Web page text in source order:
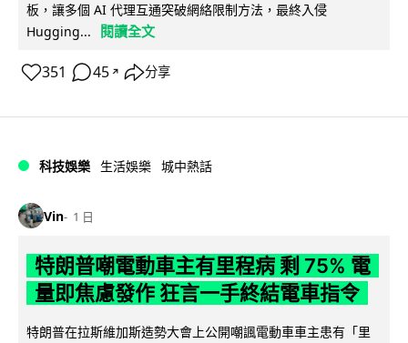
板，讓多個 AI 代理互通突破網絡限制方法，最終入侵
Hugging...
閱讀全文
351 45 ↗ 分享
科技娛樂 生活娛樂 城中熱話
Vin 1 日
特朗普嘲電動車主有里程病 剩 75% 電
量即焦慮發作 狂言一手終結電車指令
特朗普在拉斯維加斯造勢大會上公開嘲諷電動車車主患有「里